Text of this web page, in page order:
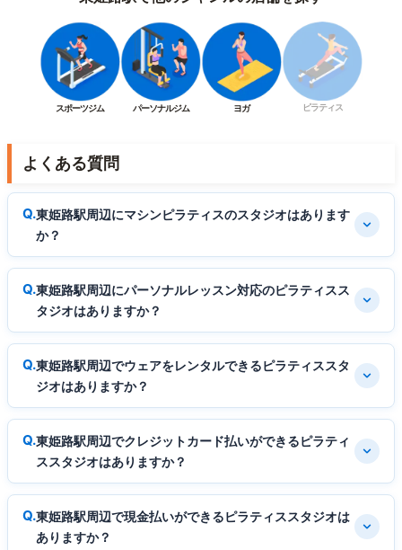
スポーツジム パーソナルジム ヨガ ピラティス
よくある質問
東姫路駅周辺にマシンピラティスのスタジオはあります
か？
東姫路駅周辺にパーソナルレッスン対応のピラティスス
タジオはありますか？
東姫路駅周辺でウェアをレンタルできるピラティススタ
ジオはありますか？
東姫路駅周辺でクレジットカード払いができるピラティ
ススタジオはありますか？
東姫路駅周辺で現金払いができるピラティススタジオは
ありますか？